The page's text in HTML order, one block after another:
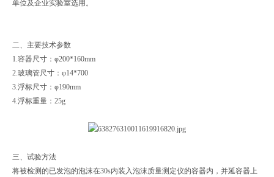
单位及企业实验室选用。
二、主要技术参数
1.容器尺寸：φ200*160mm
2.玻璃管尺寸：φ14*700
3.浮标尺寸：φ190mm
4.浮标重量：25g
三、试验方法
将被检测的已发泡的泡沫在30s内装入泡沫质量测定仪的容器内，并延容器上